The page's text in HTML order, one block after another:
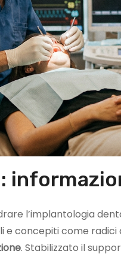
l’implantologia
e concepiti come radici
. Stabilizzato il